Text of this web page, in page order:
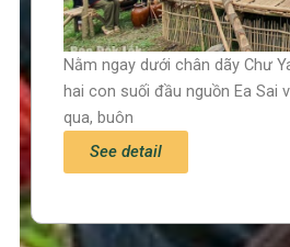
Nằm ngay dưới chân dãy Chư
hai con suối đầu nguồn Ea Sai
qua, buôn
See detail